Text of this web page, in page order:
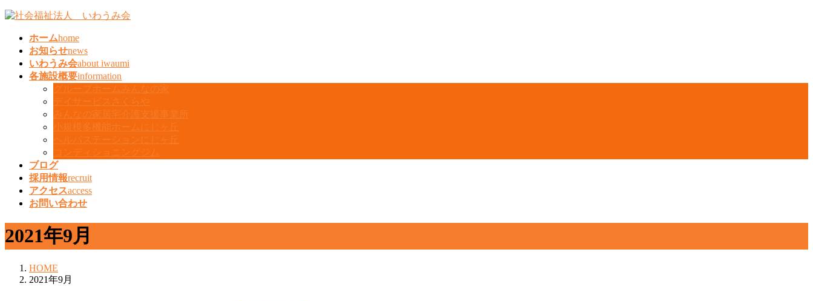
コ
ナ
ホームhome
お知らせnews
いわうみ会about iwaumi
各施設概要information
グループホームみんなの家
デイサービスさくらや
みんなの家居宅介護支援事業所
小規模多機能ホームにじヶ丘
ヘルパステーションにじヶ丘
コンディショニングジム
ブログ
採用情報recruit
アクセスaccess
お問い合わせ
2021年9月
HOME
2021年9月